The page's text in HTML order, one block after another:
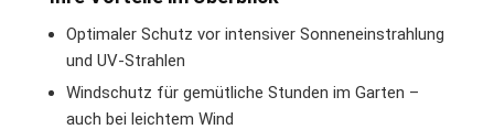
Optimaler Schutz vor intensiver Sonneneinstrahlung
und UV-Strahlen
Windschutz für gemütliche Stunden im Garten –
auch bei leichtem Wind